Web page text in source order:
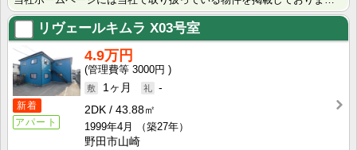
リヴェールキムラ X03号室
新着
アパート
4.9万円
3000円
1ヶ月
-
2DK
43.88㎡
1999年4月
（築27年）
野田市山崎